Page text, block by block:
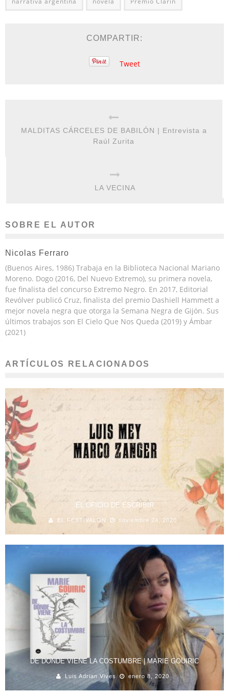
COMPARTIR:
Tweet
MALDITAS CÁRCELES DE BABILÓN | Entrevista a
Raúl Zurita
LA VECINA
SOBRE EL AUTOR
Nicolas Ferraro
(Buenos Aires, 1986) Trabaja en la Biblioteca Nacional Mariano
Moreno. Dogo (2016, Del Nuevo Extremo), su primera novela,
fue finalista del concurso Extremo Negro. En 2017, Editorial
Revólver publicó Cruz, finalista del premio Dashiell Hammett a
mejor novela negra que otorga la Semana Negra de Gijón. Sus
últimos trabajos son El Cielo Que Nos Queda (2019) y Ámbar
(2021)
ARTÍCULOS RELACIONADOS
EL OFICIO DE ESCRIBIR
EL FESTIVALON noviembre 24, 2020
DE DONDE VIENE LA COSTUMBRE | MARIE GOUIRIC
Luis Adrian Vives enero 8, 2020